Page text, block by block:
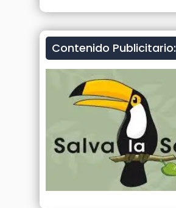
Contenido Publicitario: